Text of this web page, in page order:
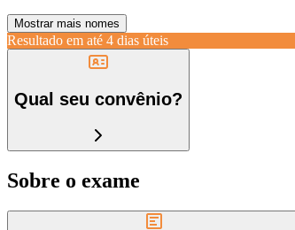
Mostrar mais nomes
Resultado em até 4 dias úteis
Qual seu convênio?
Sobre o exame